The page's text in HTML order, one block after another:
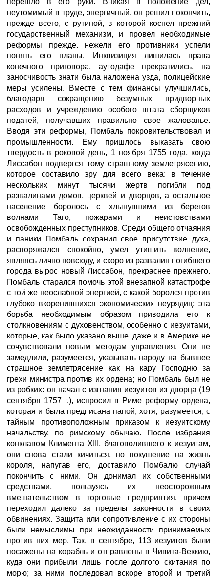
перешло в его руки. Вникая в положение дел,
неутомимый в труде, энергичный, он решил покончить,
прежде всего, с рутиной, в которой коснел прежний
государственный механизм, и провел необходимые
реформы прежде, нежели его противники успели
понять его планы. Инквизиция лишилась права
конечного приговора, аутодафе прекратились, на
заносчивость знати была наложена узда, полицейские
меры усилены. Вместе с тем финансы улучшились,
благодаря сокращению безумных придворных
расходов и учреждению особого штата сборщиков
податей, получавших правильно свое жалованье.
Вводя эти реформы, Помбаль покровительствовал и
промышленности. Ему пришлось выказать свою
твердость в роковой день, 1 ноября 1755 года, когда
Лиссабон подвергся тому страшному землетрясению,
которое составило эру для всего века: в течение
нескольких минут тысячи жертв погибли под
развалинами домов, церквей и дворцов, а остальное
население боролось с хлынувшими из берегов
волнами Таго, пожарами и неистовствами
освобожденных преступников. Среди общего отчаяния
и паники Помбаль сохранил свое присутствие духа,
распоряжался спокойно, умел утишить волнение,
являясь лично повсюду, и скоро из развалин погибшего
города вырос новый Лиссабон, прекраснее прежнего.
Помбаль старался помочь этой внезапной катастрофе
с той же неослабной энергией, с какой боролся против
глубоко вкоренившихся экономических неурядиц; эта
борьба необходимым образом приводила его к
столкновениям с духовенством, особенно с иезуитами,
которые, как было указано выше, даже и в Америке не
сочувствовали новым методам управления. Они не
замедлили, разумеется, указывать народу на бывшее
страшное землетрясение как на кару Господню за
грехи министра против их ордена; но Помбаль был не
из робких: он начал с изгнания иезуитов из дворца (19
сентября 1757 г.), испросил в Риме реформу ордена,
которая и была предписана папой, хотя, разумеется, с
тайным противоположным приказом к иезуитскому
начальству, по римскому обычаю. После избрания
конклавом Климента XIII, благоволившего к иезуитам,
они снова стали кичиться, но покушение на жизнь
короля, напугав его, доставило Помбалю случай
покончить с ними. Он донимал их собственными
средствами, пользуясь их неосторожным
вмешательством в торговые предприятия, причем
переходил далеко за пределы законности в своих
обвинениях. Защита или сопротивление с их стороны
были немыслимы при неожиданности принимаемых
против них мер. Так, в сентябре, 113 иезуитов были
посажены на корабль и отправлены в Чивита-Веккию,
куда они прибыли лишь после долгого скитания по
морю; за ними последовал вскоре второй и третий